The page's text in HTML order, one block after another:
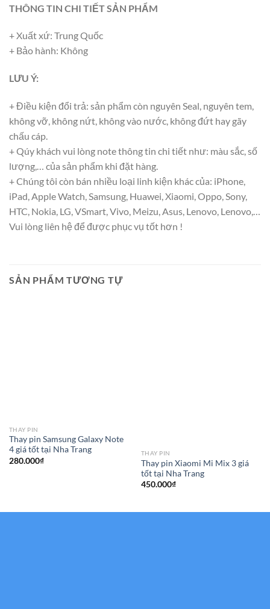
THÔNG TIN CHI TIẾT SẢN PHẨM
+ Xuất xứ: Trung Quốc
+ Bảo hành: Không
LƯU Ý:
+ Điều kiện đổi trả: sản phẩm còn nguyên Seal, nguyên tem,
không vỡ, không nứt, không vào nước, không đứt hay gãy
chấu cáp.
+ Qúy khách vui lòng note thông tin chi tiết như: màu sắc, số
lượng,… của sản phẩm khi đặt hàng.
+ Chúng tôi còn bán nhiều loại linh kiện khác của: iPhone,
iPad, Apple Watch, Samsung, Huawei, Xiaomi, Oppo, Sony,
HTC, Nokia, LG, VSmart, Vivo, Meizu, Asus, Lenovo, Lenovo,…
Vui lòng liên hệ để được phục vụ tốt hơn !
SẢN PHẨM TƯƠNG TỰ
THAY PIN
Thay pin Samsung Galaxy Note
4 giá tốt tại Nha Trang
280.000₫
THAY PIN
Thay pin Xiaomi Mi Mix 3 giá
tốt tại Nha Trang
450.000₫